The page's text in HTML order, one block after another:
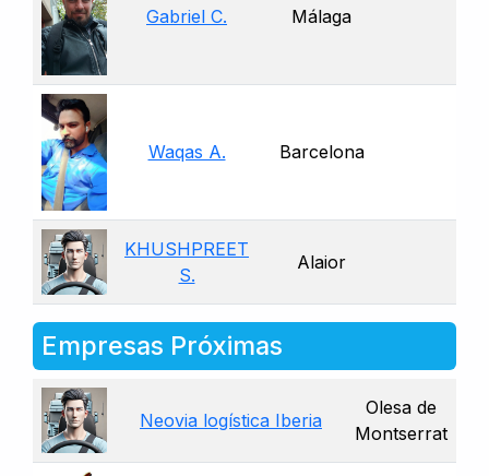
Gabriel C. Málaga
Waqas A. Barcelona
KHUSHPREET
S.
Alaior
Empresas Próximas
Neovia logística Iberia
Olesa de
Montserrat